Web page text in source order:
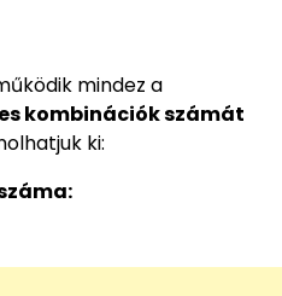
mindez a
kombinációk számát
ki: